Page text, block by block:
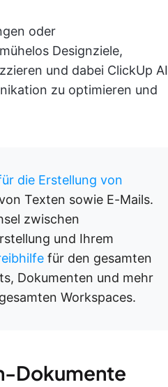
oder
Designziele,
und dabei ClickUp AI
zu optimieren und
die Erstellung von
Texten sowie E-Mails.
zwischen
und Ihrem
für den gesamten
Dokumenten und mehr
Workspaces.
Dokumente